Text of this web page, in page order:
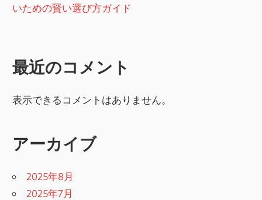
いための賢い選び方ガイド
最近のコメント
表示できるコメントはありません。
アーカイブ
2025年8月
2025年7月